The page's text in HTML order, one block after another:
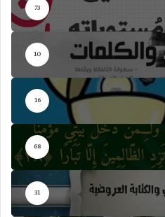
73
10
16
68
31